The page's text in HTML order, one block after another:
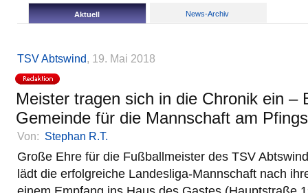
Aktuell News-Archiv
TSV Abtswind, 19. Mai 2018
Meister tragen sich in die Chronik ein –
Gemeinde für die Mannschaft am
Von: Stephan R.T.
Große Ehre für die Fußballmeister des TSV
lädt die erfolgreiche Landesliga-Mannschaft nach